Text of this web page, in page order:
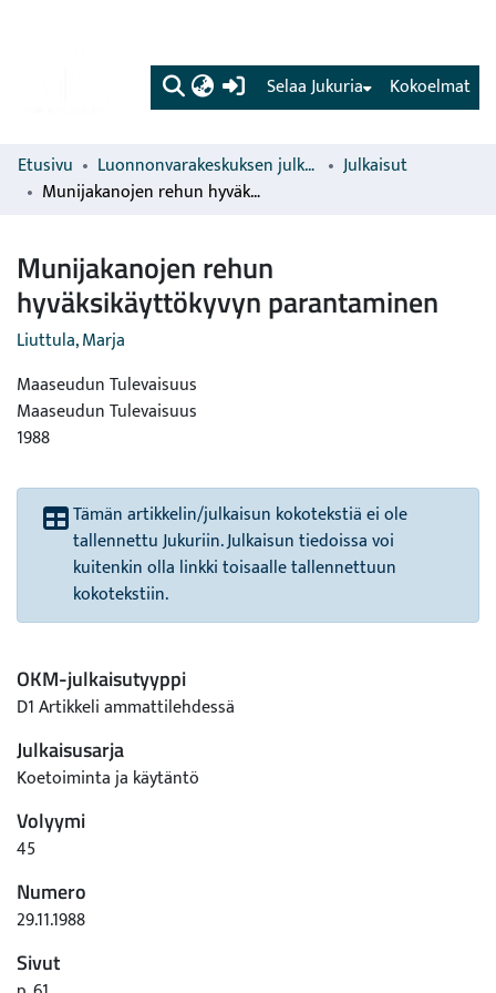
(current) Kokoelmat
Selaa Jukuria
Etusivu Luonnonvarakeskuksen julkaisut
Julkaisut
Munijakanojen rehun hyväksikäyttökyvyn parantaminen
Munijakanojen rehun
hyväksikäyttökyvyn parantaminen
Liuttula, Marja
Maaseudun Tulevaisuus
Maaseudun Tulevaisuus
1988
Tämän artikkelin/julkaisun kokotekstiä ei ole
tallennettu Jukuriin. Julkaisun tiedoissa voi
kuitenkin olla linkki toisaalle tallennettuun
kokotekstiin.
OKM-julkaisutyyppi
D1 Artikkeli ammattilehdessä
Julkaisusarja
Koetoiminta ja käytäntö
Volyymi
45
Numero
29.11.1988
Sivut